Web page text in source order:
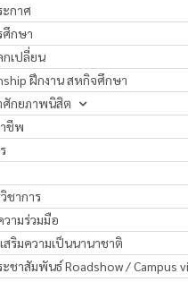
กาศ
ศึกษา
เปลี่ยน
ฝึกงาน สหกิจศึกษา
กยภาพนิสิต
ชีพ
ชาการ
วามร่วมมือ
สริมความเป็นนานาชาติ
ชาสัมพันธ์ Roadshow / Campus